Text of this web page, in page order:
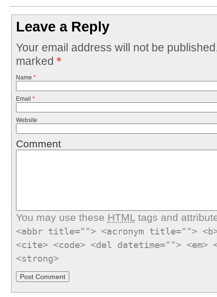
Leave a Reply
Your email address will not be
marked *
Name *
Email *
Website
Comment
You may use these HTMLtags and
<abbr title=""> <acronym title="">
<cite> <code> <del datetime="">
<strong>